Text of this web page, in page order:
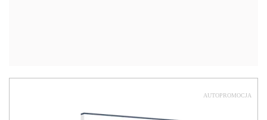
AUTOPROMOCJA